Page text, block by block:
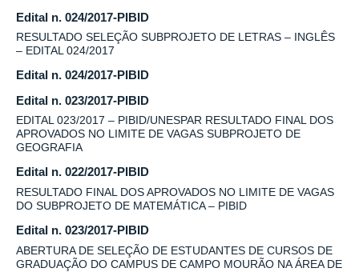
Edital n. 024/2017-PIBID
RESULTADO SELEÇÃO SUBPROJETO DE LETRAS – INGLÊS
– EDITAL 024/2017
Edital n. 024/2017-PIBID
Edital n. 023/2017-PIBID
EDITAL 023/2017 – PIBID/UNESPAR RESULTADO FINAL DOS
APROVADOS NO LIMITE DE VAGAS SUBPROJETO DE
GEOGRAFIA
Edital n. 022/2017-PIBID
RESULTADO FINAL DOS APROVADOS NO LIMITE DE VAGAS
DO SUBPROJETO DE MATEMÁTICA – PIBID
Edital n. 023/2017-PIBID
ABERTURA DE SELEÇÃO DE ESTUDANTES DE CURSOS DE
GRADUAÇÃO DO CAMPUS DE CAMPO MOURÃO NA ÁREA DE